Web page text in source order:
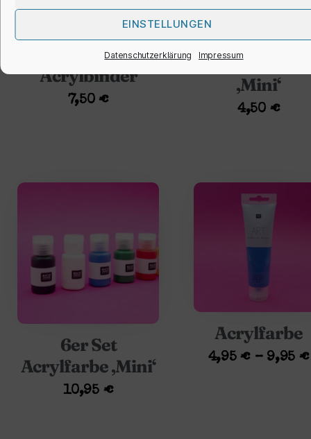
EINSTELLUNGEN
Datenschutzerklärung Impressum
Acrylbinder
7,50€
Acrylfarbe
‚Mini‘
4,50 €
6er Set
Acrylfarbe ‚Mini‘
10,95 €
Acrylfarbe
4,95€ – 9,95 €